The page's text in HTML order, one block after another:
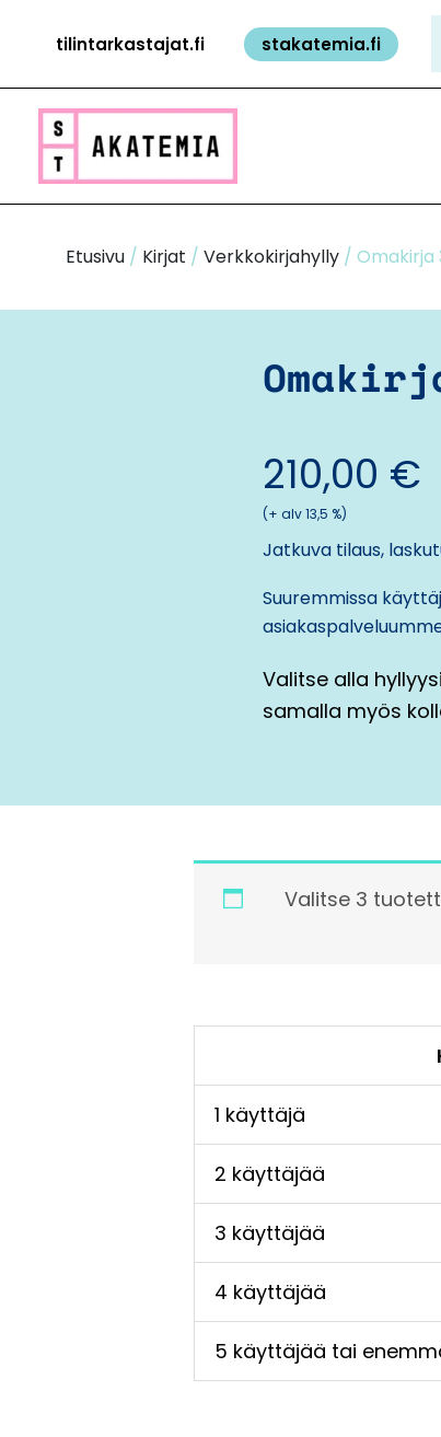
sisältööntilintarkastajat.fi stakatemia.fi
Etusivu / Kirjat / Verkkokirjahylly / Omakirja
210,00 €
(+ alv 13,5 %)
Jatkuva tilaus,
Suuremmissa
Valitse alla
samalla myös
Valitse 3
1 käyttäjä
2 käyttäjää
3 käyttäjää
4 käyttäjää
5 käyttäjää tai